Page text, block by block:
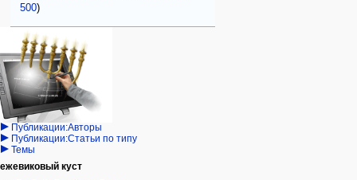
500)
Навигация
персональные инструменты
войти
запрос
учётной
записи
категории
Израиль:Страна и
государство
Иудаизм
Народ
Проекты
Проекты/Участники/
дополнения
Публикации:Авторы
Публикации:Статьи по типу
Темы
ежевиковый куст